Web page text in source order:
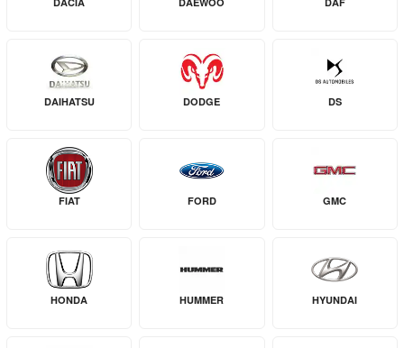
DAIHATSU DODGE DS
FIAT FORD GMC
HONDA HUMMER HYUNDAI